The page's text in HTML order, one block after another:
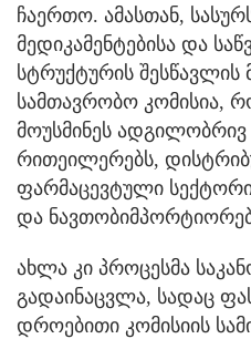
ჩაერთო. ამასთან,
მედიკამენტებისა და
სტრუქტურის შესწავლის
სამთავრობო კომისია,
მოუსმინეს
რითეილერებს,
ფარმაცევტული
და
ახლა კი პროცესმა
გადაინაცვლა, სადაც
დროებითი კომისიის